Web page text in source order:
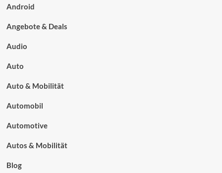
Android
Angebote & Deals
Audio
Auto
Auto & Mobilität
Automobil
Automotive
Autos & Mobilität
Blog